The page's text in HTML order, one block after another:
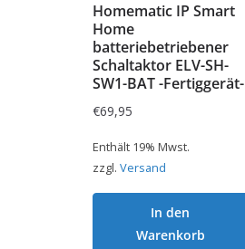
Homematic IP Smart
Home
batteriebetriebener
Schaltaktor ELV-SH-
SW1-BAT -Fertiggerät-
€69,95
Enthält 19% Mwst.
zzgl. Versand
In den
Warenkorb